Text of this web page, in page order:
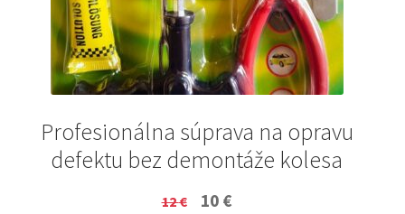
Profesionálna súprava na opravu
defektu bez demontáže kolesa
12€
Original
10 €